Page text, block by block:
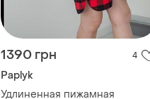
1390 грн 4
Paplyk
Удлиненная пижамная